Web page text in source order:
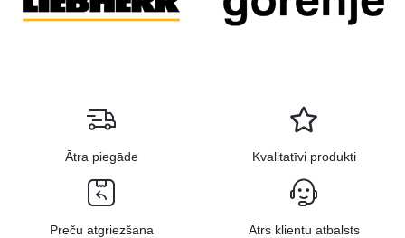
Ātra piegāde Kvalitatīvi produkti
Preču atgriezšana Ātrs klientu atbalsts